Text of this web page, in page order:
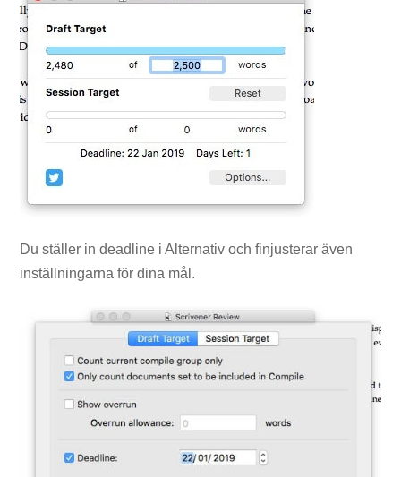
Du ställer in deadline i Alternativ och finjusterar även
inställningarna för dina mål.